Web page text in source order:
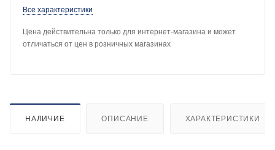
Все характеристики
Цена действительна только для интернет-магазина и может
отличаться от цен в розничных магазинах
НАЛИЧИЕ ОПИСАНИЕ ХАРАКТЕРИСТИКИ